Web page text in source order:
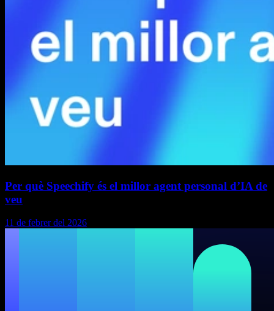
Per què Speechify és el millor agent personal d’IA de
veu
11 de febrer del 2026